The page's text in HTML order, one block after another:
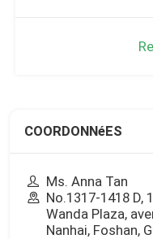
COORDONNéES
Ms. Anna Tan
No.1317-1418 D,
Wanda Plaza,
Nanhai, Foshan,